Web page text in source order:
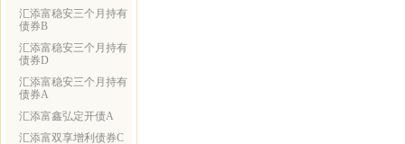
汇添富稳安三个月持有
债券B
汇添富稳安三个月持有
债券D
汇添富稳安三个月持有
债券A
汇添富鑫弘定开债A
汇添富双享增利债券C